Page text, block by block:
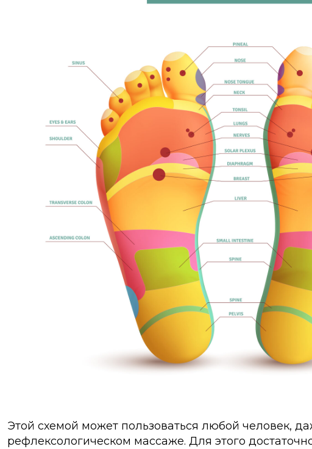
Этой схемой может пользоваться любой человек,
рефлексологическом массаже. Для этого